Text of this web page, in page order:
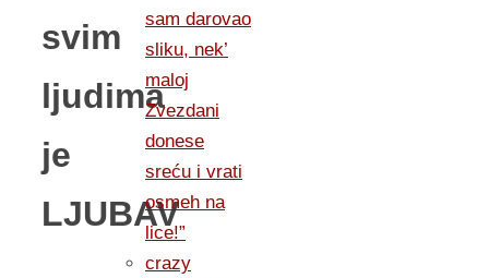
svim
ljudima
je
LJUBAV
sam darovao
sliku, nek’
maloj
Zvezdani
donese
sreću i vrati
osmeh na
lice!”
crazy